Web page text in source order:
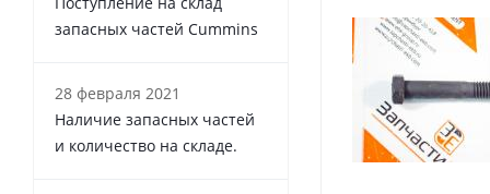
запасных частей Cummins
28 февраля 2021
Наличие запасных частей
и количество на складе.